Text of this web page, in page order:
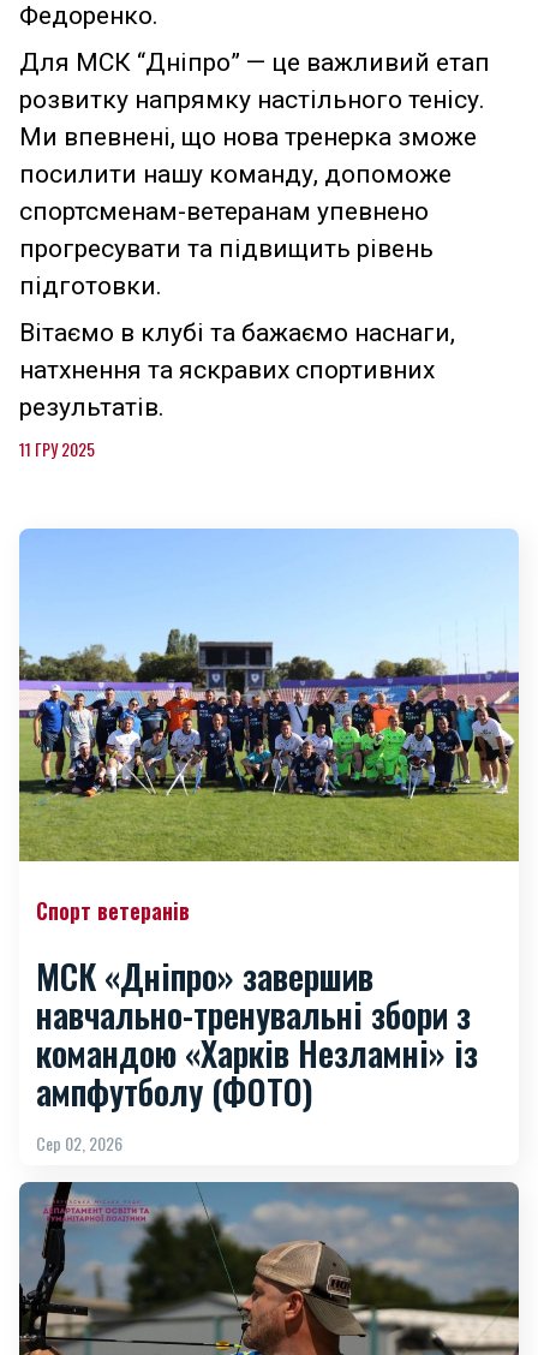
Федоренко.
Для МСК “Дніпро” — це важливий етап
розвитку напрямку настільного тенісу.
Ми впевнені, що нова тренерка зможе
посилити нашу команду, допоможе
спортсменам-ветеранам упевнено
прогресувати та підвищить рівень
підготовки.
Вітаємо в клубі та бажаємо наснаги,
натхнення та яскравих спортивних
результатів.
11 ГРУ 2025
Спорт ветеранів
МСК «Дніпро» завершив
навчально-тренувальні збори з
командою «Харків Незламні» із
ампфутболу (ФОТО)
Сер 02, 2026